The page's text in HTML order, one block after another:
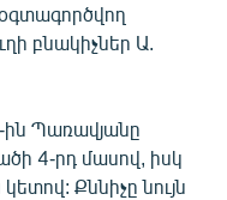
բնակիչներ Ա.
ին Պառավյանը
4-րդ մասով, իսկ
Քննիչը նույն